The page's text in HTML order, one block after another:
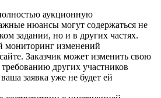
аукционную
нюансы могут содержаться не
задании, но и в других частях.
мониторинг изменений
Заказчик может изменить свою
других участников
заявка уже не будет ей